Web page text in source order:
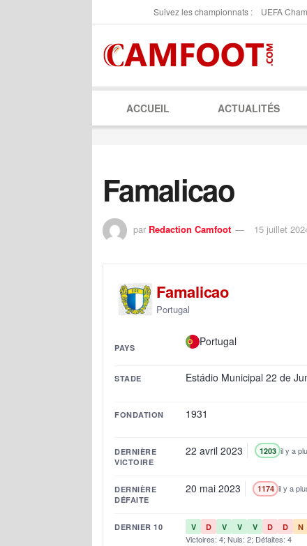
Suivez les championnats : UEFA
ACCUEIL ACTUALITÉS
Famalicao
par Redaction Camfoot 15 juillet
Famalicao
Portugal
PAYS Portugal
STADE Estádio Municipal 22 de
FONDATION 1931
DERNIÈRE
VICTOIRE
22 avril 2023 1203 il y a
DERNIÈRE
DÉFAITE
20 mai 2023 1174 il y a
DERNIER 10 V D V V V D D N
Victoires: 4; Nuls: 2; Défaites: 4